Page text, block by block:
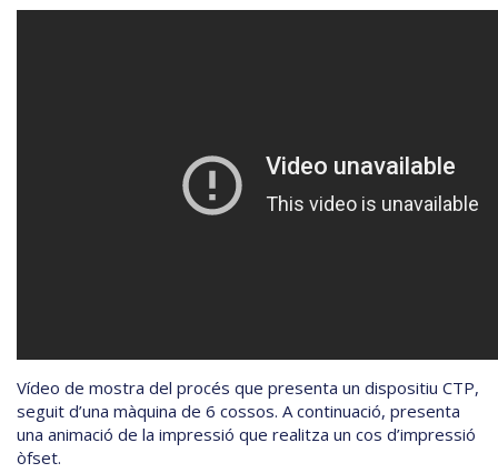
Vídeo de mostra del procés que presenta un dispositiu CTP,
seguit d’una màquina de 6 cossos. A continuació, presenta
una animació de la impressió que realitza un cos d’impressió
òfset.